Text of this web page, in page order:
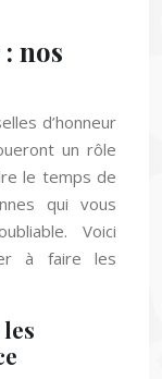
nos
d’honneur
un rôle
le temps de
qui vous
Voici
à faire les